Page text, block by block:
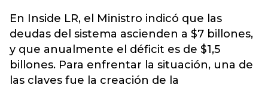
En Inside LR, el Ministro indicó que las
deudas del sistema ascienden a $7 billones,
y que anualmente el déficit es de $1,5
billones. Para enfrentar la situación, una de
las claves fue la creación de la